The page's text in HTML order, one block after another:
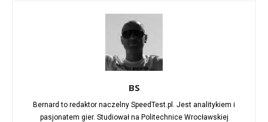
BS
Bernard to redaktor naczelny SpeedTest.pl. Jest analitykiem i
pasjonatem gier. Studiował na Politechnice Wrocławskiej